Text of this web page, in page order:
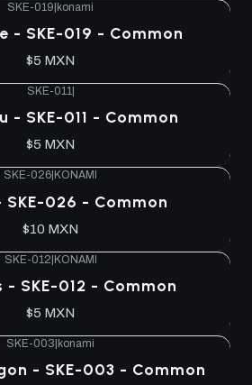
SKE-019|konami
- SKE-019 - Common
$5 MXN
SKE-011|
- SKE-011 - Common
$5 MXN
SKE-026 KONAMI
SKE-026 - Common
$10 MXN
SKE-012|KONAMI
SKE-012 - Common
$5 MXN
SKE-003 konami
- SKE-003 - Common